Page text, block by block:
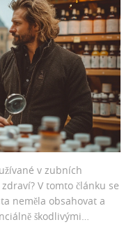
v zubních
V tomto článku se
neměla obsahovat a
škodlivými
znovu zvážit, co dáváte